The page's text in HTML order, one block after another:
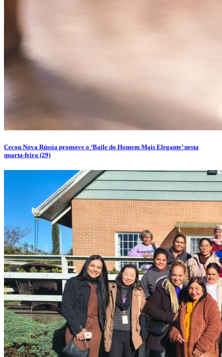
Cecon Nova Rússia promove o ‘Baile do Homem Mais Elegante’ nesta
quarta-feira (29)